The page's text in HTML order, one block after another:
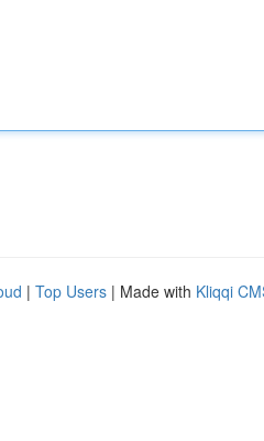
| Top Users | Made with Kliqqi